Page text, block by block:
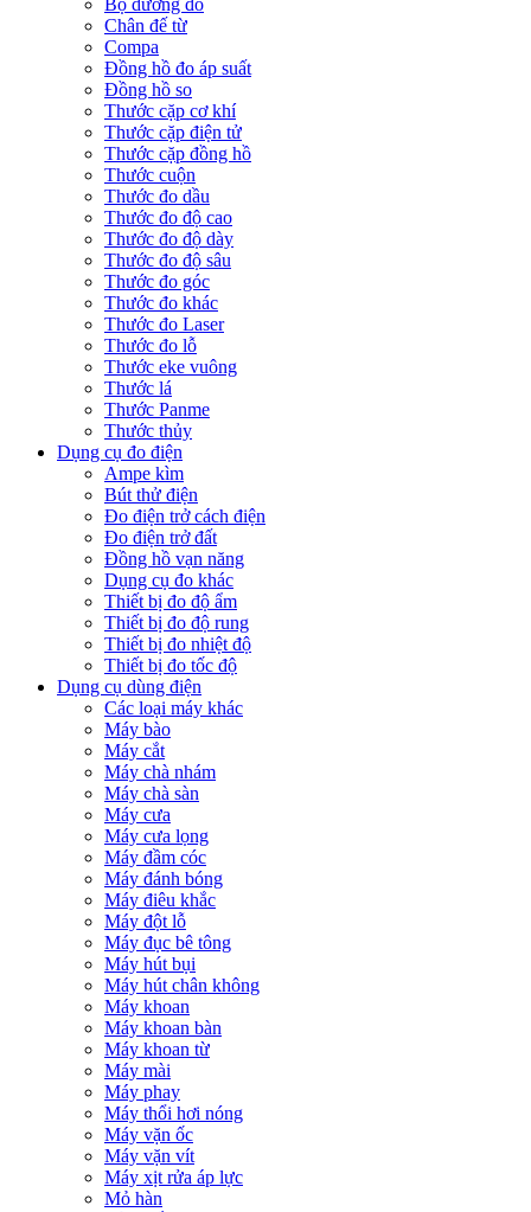
Bộ dưỡng đo
Chân đế từ
Compa
Đồng hồ đo áp suất
Đồng hồ so
Thước cặp cơ khí
Thước cặp điện tử
Thước cặp đồng hồ
Thước cuộn
Thước đo dầu
Thước đo độ cao
Thước đo độ dày
Thước đo độ sâu
Thước đo góc
Thước đo khác
Thước đo Laser
Thước đo lỗ
Thước eke vuông
Thước lá
Thước Panme
Thước thủy
Dụng cụ đo điện
Ampe kìm
Bút thử điện
Đo điện trở cách điện
Đo điện trở đất
Đồng hồ vạn năng
Dụng cụ đo khác
Thiết bị đo độ ẩm
Thiết bị đo độ rung
Thiết bị đo nhiệt độ
Thiết bị đo tốc độ
Dụng cụ dùng điện
Các loại máy khác
Máy bào
Máy cắt
Máy chà nhám
Máy chà sàn
Máy cưa
Máy cưa lọng
Máy đầm cóc
Máy đánh bóng
Máy điêu khắc
Máy đột lỗ
Máy đục bê tông
Máy hút bụi
Máy hút chân không
Máy khoan
Máy khoan bàn
Máy khoan từ
Máy mài
Máy phay
Máy thổi hơi nóng
Máy vặn ốc
Máy vặn vít
Máy xịt rửa áp lực
Mỏ hàn